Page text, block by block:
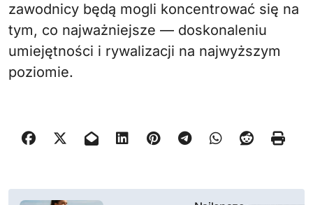
zawodnicy będą mogli koncentrować się na
tym, co najważniejsze — doskonaleniu
umiejętności i rywalizacji na najwyższym
poziomie.